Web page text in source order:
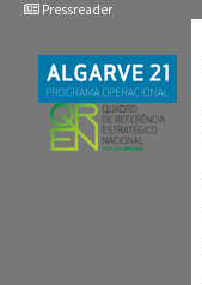
Pressreader